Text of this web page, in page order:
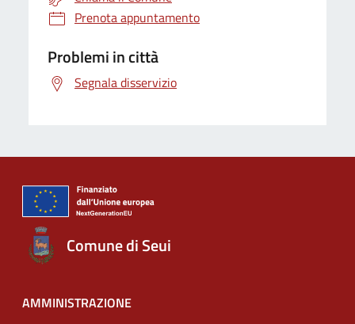
Prenota appuntamento
Problemi in città
Segnala disservizio
Comune di Seui
AMMINISTRAZIONE